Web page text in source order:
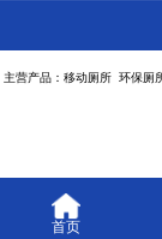
主营产品：移动厕所 环保
首页